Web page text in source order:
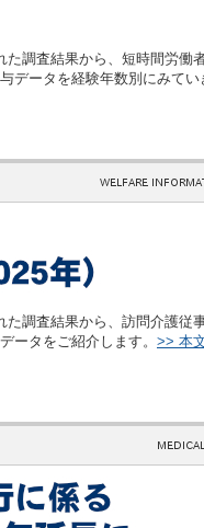
た調査結果から、短時間労働
データを経験年数別にみてい
た調査結果から、訪問介護従
ータをご紹介します。 >> 本